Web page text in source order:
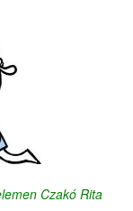
Czakó Rita